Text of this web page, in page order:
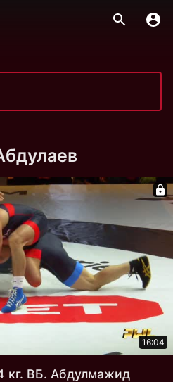
16:04
кг. ВБ. Абдулмажид